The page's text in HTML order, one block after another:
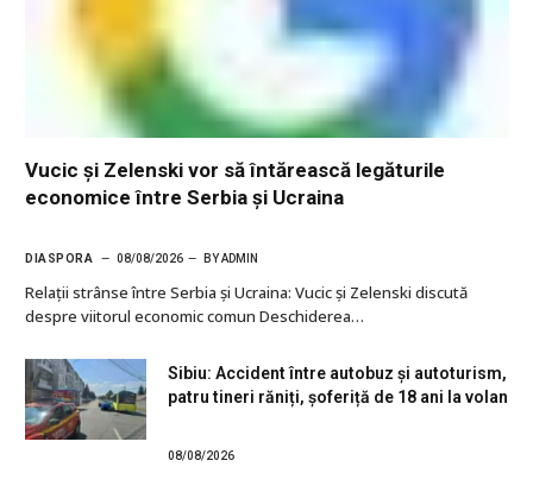
Vucic și Zelenski vor să întărească legăturile
economice între Serbia și Ucraina
DIASPORA 08/08/2026 BYADMIN
Relații strânse între Serbia și Ucraina: Vucic și Zelenski discută
despre viitorul economic comun Deschiderea…
Sibiu: Accident între autobuz și autoturism,
patru tineri răniți, șoferiță de 18 ani la volan
08/08/2026